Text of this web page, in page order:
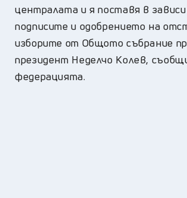
централата и я поставя в
подписите и одобрението на
изборите от Общото събрание
президент Неделчо Колев,
федерацията.